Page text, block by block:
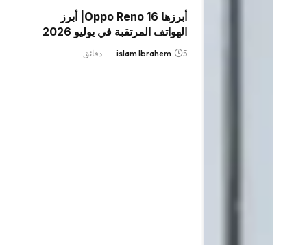
أبرزها Oppo Reno 16| أبرز
الهواتف المرتقبة في يوليو 2026
islam Ibrahem 5 دقائق